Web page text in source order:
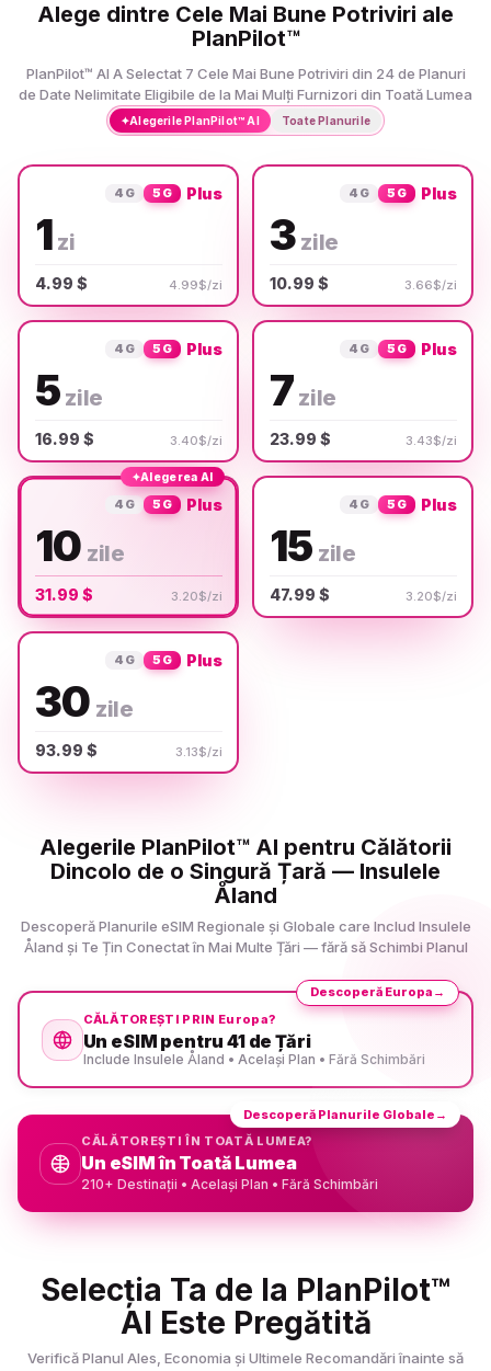
Alege dintre Cele Mai Bune Potriviri ale
PlanPilot™
PlanPilot™ AI A Selectat 7 Cele Mai Bune Potriviri din 24 de Planuri
de Date Nelimitate Eligibile de la Mai Mulți Furnizori din Toată Lumea
✦Alegerile PlanPilot™ AI Toate Planurile
4G 5G Plus
1 zi
4.99 $ 4.99$/zi
4G 5G Plus
3 zile
10.99 $ 3.66$/zi
4G 5G Plus
5 zile
16.99 $ 3.40$/zi
4G 5G Plus
7 zile
23.99 $ 3.43$/zi
✦Alegerea AI
4G 5G Plus
10 zile
31.99 $ 3.20$/zi
4G 5G Plus
15 zile
47.99 $ 3.20$/zi
4G 5G Plus
30 zile
93.99 $ 3.13$/zi
Alegerile PlanPilot™ AI pentru Călătorii
Dincolo de o Singură Țară — Insulele
Åland
Descoperă Planurile eSIM Regionale și Globale care Includ Insulele
Åland și Te Țin Conectat în Mai Multe Țări — fără să Schimbi Planul
CĂLĂTOREȘTI PRIN Europa?
Un eSIM pentru 41 de Țări
Include Insulele Åland • Același Plan • Fără Schimbări
Descoperă Europa →
CĂLĂTOREȘTI ÎN TOATĂ LUMEA?
Un eSIM în Toată Lumea
210+ Destinații • Același Plan • Fără Schimbări
Descoperă Planurile Globale →
Selecția Ta de la PlanPilot™
AI Este Pregătită
Verifică Planul Ales, Economia și Ultimele Recomandări înainte să